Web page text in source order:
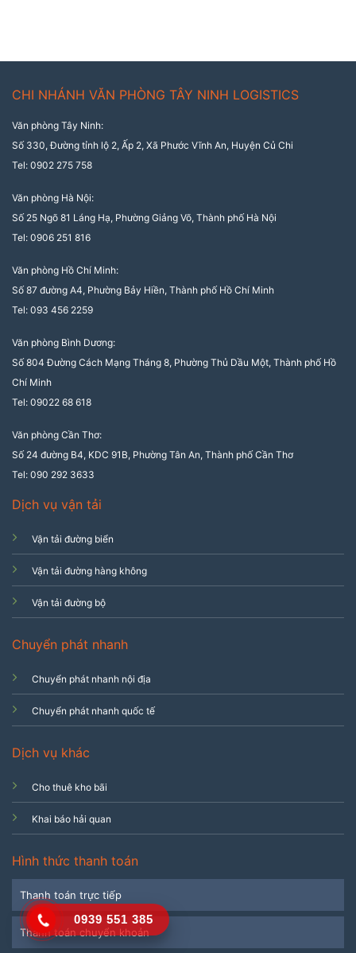
CHI NHÁNH VĂN PHÒNG TÂY NINH LOGISTICS
Văn phòng Tây Ninh:
Số 330, Đường tỉnh lộ 2, Ấp 2, Xã Phước Vĩnh An, Huyện Củ Chi
Tel: 0902 275 758
Văn phòng Hà Nội:
Số 25 Ngõ 81 Láng Hạ, Phường Giảng Võ, Thành phố Hà Nội
Tel: 0906 251 816
Văn phòng Hồ Chí Minh:
Số 87 đường A4, Phường Bảy Hiền, Thành phố Hồ Chí Minh
Tel: 093 456 2259
Văn phòng Bình Dương:
Số 804 Đường Cách Mạng Tháng 8, Phường Thủ Dầu Một, Thành phố Hồ
Chí Minh
Tel: 09022 68 618
Văn phòng Cần Thơ:
Số 24 đường B4, KDC 91B, Phường Tân An, Thành phố Cần Thơ
Tel: 090 292 3633
Dịch vụ vận tải
Vận tải đường biển
Vận tải đường hàng không
Vận tải đường bộ
Chuyển phát nhanh
Chuyển phát nhanh nội địa
Chuyển phát nhanh quốc tế
Dịch vụ khác
Cho thuê kho bãi
Khai báo hải quan
Hình thức thanh toán
Thanh toán trực tiếp
Thanh toán chuyển khoản
0939 551 385